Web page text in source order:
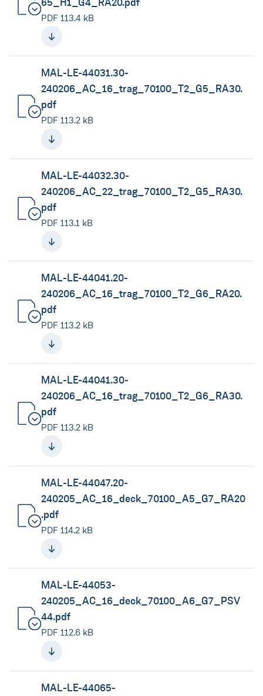
PDF 113.4 kB
(neues Fenster)
MAL-LE-44031.30-
240206_AC_16_trag_70100_T2_G5_RA30.
pdf
PDF 113.2 kB
(neues Fenster)
MAL-LE-44032.30-
240206_AC_22_trag_70100_T2_G5_RA30.
pdf
PDF 113.1 kB
(neues Fenster)
MAL-LE-44041.20-
240206_AC_16_trag_70100_T2_G6_RA20.
pdf
PDF 113.2 kB
(neues Fenster)
MAL-LE-44041.30-
240206_AC_16_trag_70100_T2_G6_RA30.
pdf
PDF 113.2 kB
(neues Fenster)
MAL-LE-44047.20-
240205_AC_16_deck_70100_A5_G7_RA20
.pdf
PDF 114.2 kB
(neues Fenster)
MAL-LE-44053-
240205_AC_16_deck_70100_A6_G7_PSV
44.pdf
PDF 112.6 kB
(neues Fenster)
MAL-LE-44065-